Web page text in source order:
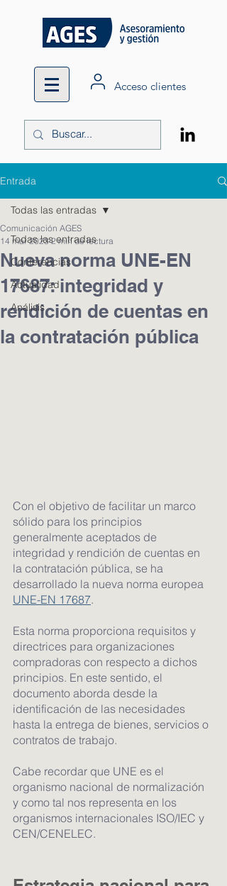
Acceso clientes
Entrada
Todas las entradas
Conferencias
Actualidad
Análisis
Todas las entradas
Nueva norma UNE-EN
17687: integridad y
rendición de cuentas en
la contratación pública
Comunicación AGES
14 mar 2023 2 min de lectura
Con el objetivo de facilitar un marco
sólido para los principios
generalmente aceptados de
integridad y rendición de cuentas en
la contratación pública, se ha
desarrollado la nueva norma europea
UNE-EN 17687.
Esta norma proporciona requisitos y
directrices para organizaciones
compradoras con respecto a dichos
principios. En este sentido, el
documento aborda desde la
identificación de las necesidades
hasta la entrega de bienes, servicios o
contratos de trabajo.
Cabe recordar que UNE es el
organismo nacional de normalización
y como tal nos representa en los
organismos internacionales ISO/IEC y
CEN/CENELEC.